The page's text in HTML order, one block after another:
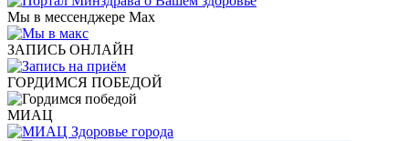
Мы в мессенджере Max
ЗАПИСЬ ОНЛАЙН
ГОРДИМСЯ ПОБЕДОЙ
МИАЦ